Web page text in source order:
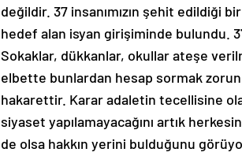
değildir. 37 insanımızın şehit edildiği
hedef alan isyan girişiminde bulundu.
Sokaklar, dükkanlar, okullar ateşe
elbette bunlardan hesap sormak
hakarettir. Karar adaletin tecellisine
siyaset yapılamayacağını artık
de olsa hakkın yerini bulduğunu